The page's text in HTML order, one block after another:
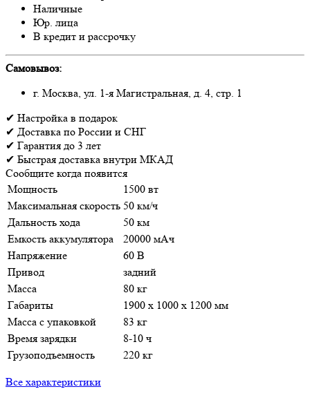
Наличные
Юр. лица
В кредит и рассрочку
Самовывоз:
г. Москва, ул. 1-я Магистральная, д. 4, стр. 1
✔ Настройка в подарок
✔ Доставка по России и СНГ
✔ Гарантия до 3 лет
✔ Быстрая доставка внутри МКАД
Сообщите когда появится
Мощность
1500 вт
Максимальная скорость 50 км/ч
Дальность хода
50 км
Емкость аккумулятора
20000 мАч
Напряжение
60 В
Привод
задний
Масса
80 кг
Габариты
1900 х 1000 х 1200 мм
Масса с упаковкой
83 кг
Время зарядки
8-10 ч
Грузоподъемность
220 кг
Все характеристики